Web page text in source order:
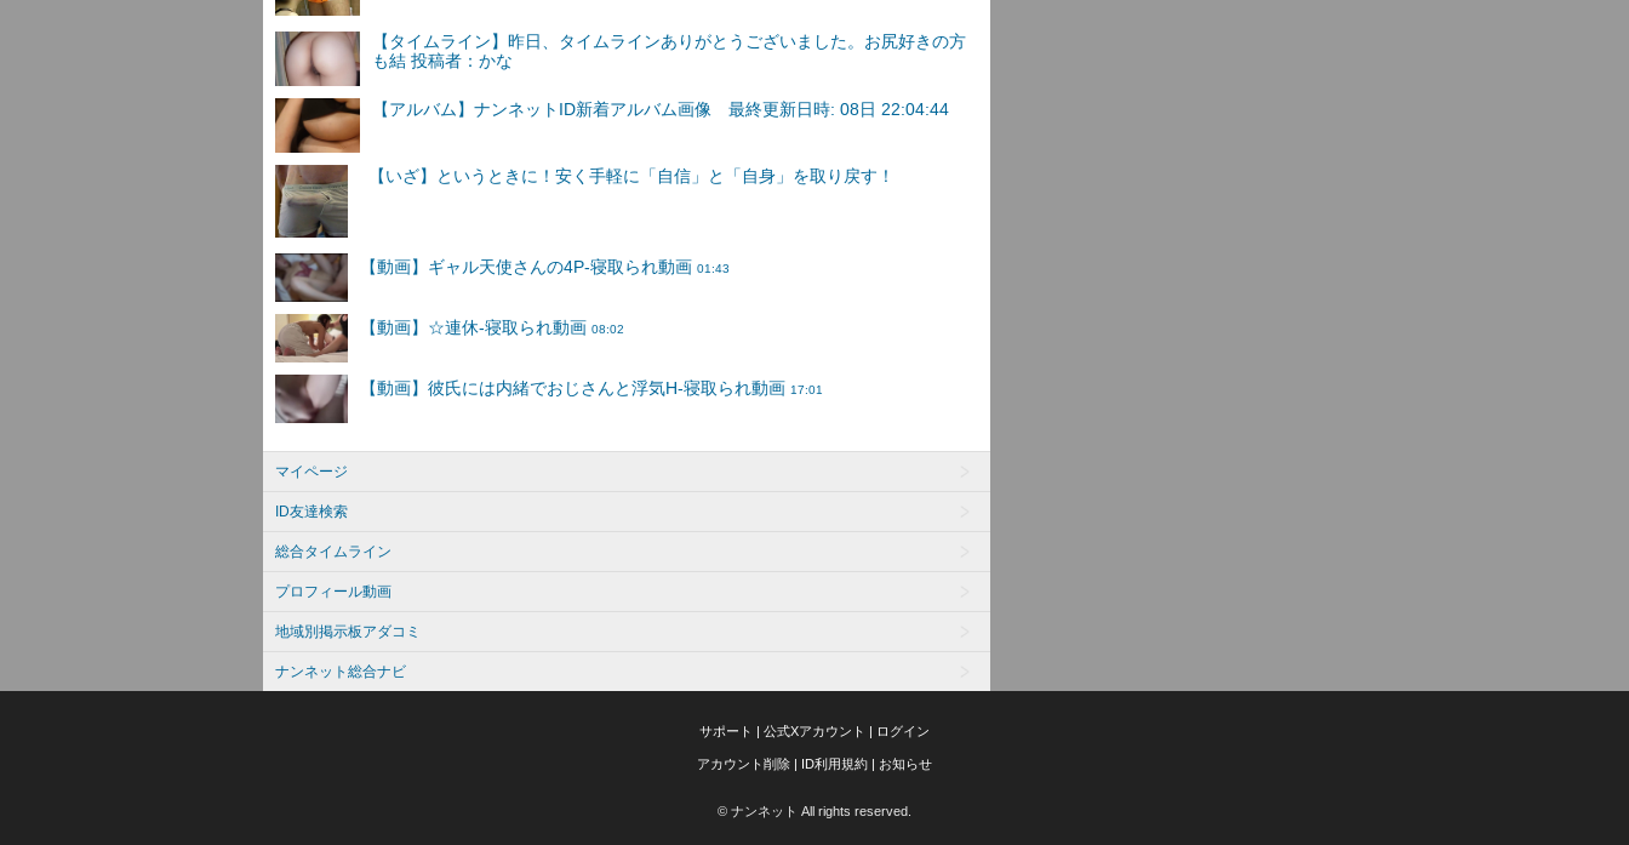
【タイムライン】昨日、タイムラインありがとうございました。お尻好きの方
も結 投稿者：かな
【アルバム】ナンネットID新着アルバム画像 最終更新日時: 08日 22:04:44
マイページ
ID友達検索
総合タイムライン
プロフィール動画
地域別掲示板アダコミ
ナンネット総合ナビ
サポート | 公式Xアカウント | ログイン
アカウント削除 | ID利用規約 | お知らせ
© ナンネット All rights reserved.